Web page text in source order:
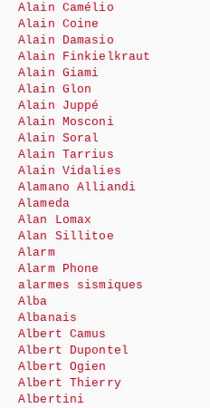
Alain Camélio
Alain Coine
Alain Damasio
Alain Finkielkraut
Alain Giami
Alain Glon
Alain Juppé
Alain Mosconi
Alain Soral
Alain Tarrius
Alain Vidalies
Alamano Alliandi
Alameda
Alan Lomax
Alan Sillitoe
Alarm
Alarm Phone
alarmes sismiques
Alba
Albanais
Albert Camus
Albert Dupontel
Albert Ogien
Albert Thierry
Albertini